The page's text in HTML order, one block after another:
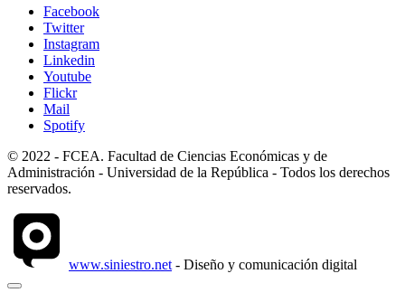
Facebook
Twitter
Instagram
Linkedin
Youtube
Flickr
Mail
Spotify
© 2022 - FCEA. Facultad de Ciencias Económicas y de
Administración - Universidad de la República - Todos los derechos
reservados.
www.siniestro.net - Diseño y comunicación digital